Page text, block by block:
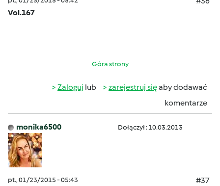
Vol.167
Góra strony
Zaloguj lub zarejestruj sięaby dodawać
komentarze
monika6500 Dołączył : 10.03.2013
pt., 01/23/2015 - 05:43
#37